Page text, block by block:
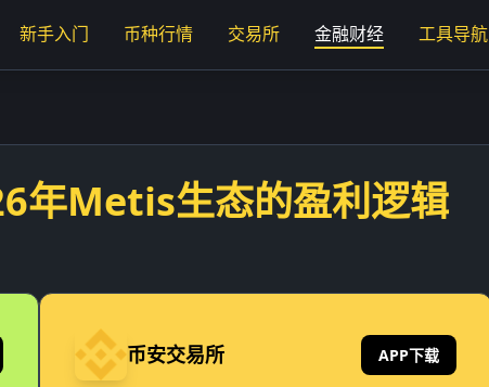
新手入门 币种行情 交易所 金融财经 工具导航
年Metis生态的盈利逻辑
币安交易所 APP下载